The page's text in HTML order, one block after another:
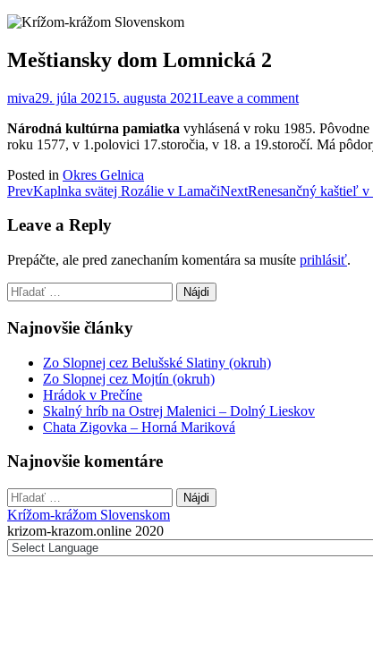
Meštiansky dom Lomnická 2
miva29. júla 2021 5. augusta 2021Leave a comment
Národná kultúrna pamiatka vyhlásená v roku 1985.
roku 1577, v 1.polovici 17.storočia, v 18. a 19.storočí. Má
Posted in Okres Gelnica
Post
navigation
PrevKaplnka svätej Rozálie v LamačiNextRenesančný kaštieľ
Leave a Reply
Prepáčte, ale pred zanechaním komentára sa musíte prihlásiť.
Hľadať:
Najnovšie články
Zo Slopnej cez Belušské Slatiny (okruh)
Zo Slopnej cez Mojtín (okruh)
Hrádok v Prečíne
Skalný hríb na Ostrej Malenici – Dolný Lieskov
Chata Zigovka – Horná Mariková
Najnovšie komentáre
Hľadať:
Krížom-krážom Slovenskom
krizom-krazom.online 2020